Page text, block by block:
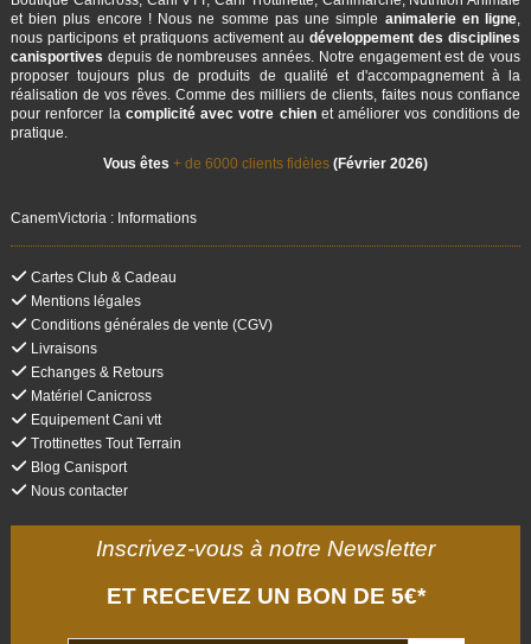
et bien plus encore ! Nous ne somme pas une simple animalerie en ligne,
nous participons et pratiquons activement au développement des disciplines
canisportives depuis de nombreuses années. Notre engagement est de vous
proposer toujours plus de produits de qualité et d'accompagnement à la
réalisation de vos rêves. Comme des milliers de clients, faites nous confiance
pour renforcer la complicité avec votre chienet améliorer vos conditions de
pratique.
Vous êtes + de 6000 clients fidèles (Février 2026)
CanemVictoria : Informations
Cartes Club & Cadeau
Mentions légales
Conditions générales de vente (CGV)
Livraisons
Echanges & Retours
Matériel Canicross
Equipement Cani vtt
Trottinettes Tout Terrain
Blog Canisport
Nous contacter
Inscrivez-vous à notre Newsletter
ET RECEVEZ UN BON DE 5€*